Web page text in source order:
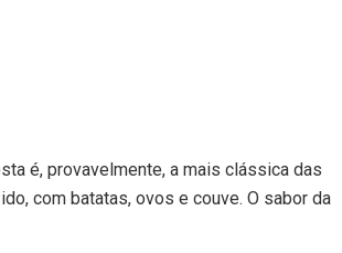
é, provavelmente, a mais clássica das
com batatas, ovos e couve. O sabor da